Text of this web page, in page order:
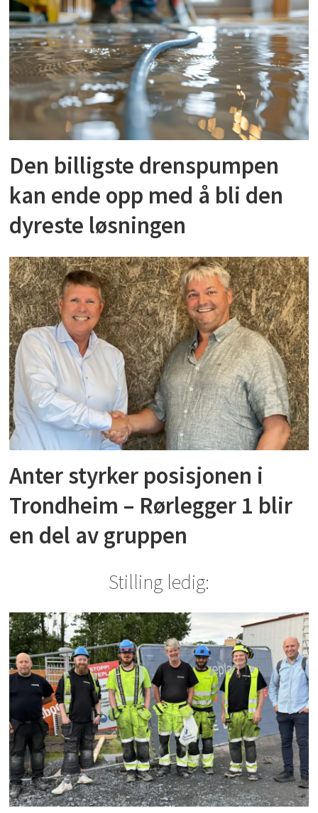
Den billigste drenspumpen
kan ende opp med å bli den
dyreste løsningen
Anter styrker posisjonen i
Trondheim – Rørlegger 1 blir
en del av gruppen
Stilling ledig: